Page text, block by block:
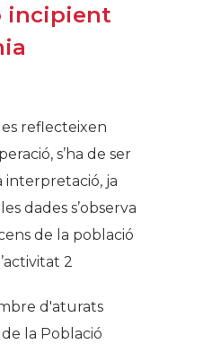
incipient
reflecteixen
s’ha de ser
interpretació, ja
dades s’observa
de la població
2
d'aturats
la Població